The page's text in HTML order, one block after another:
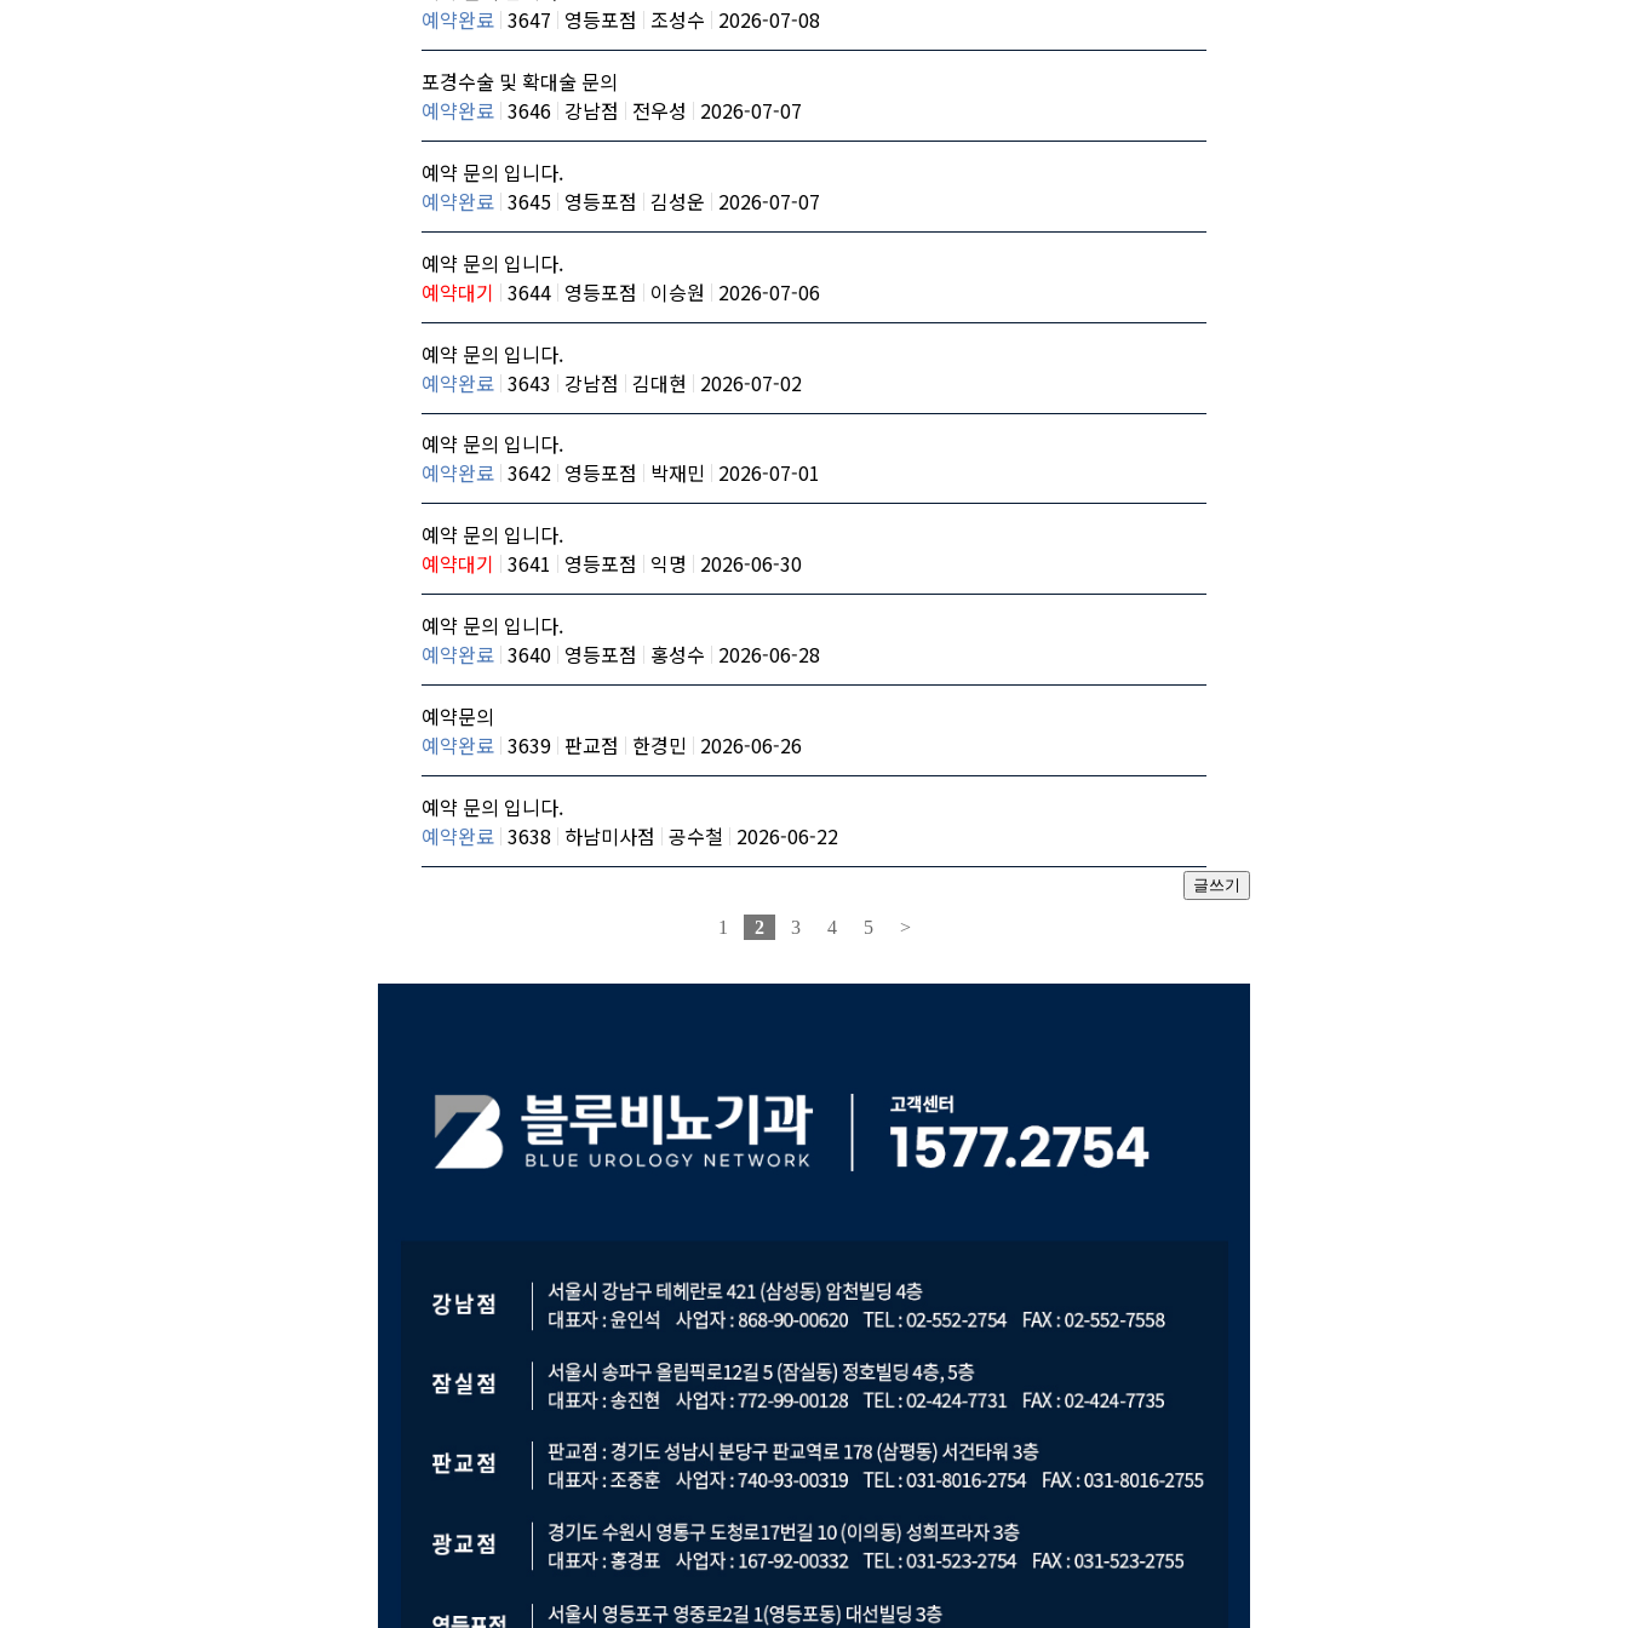
예약완료 3647 영등포점 조성수 2026-07-08
포경수술 및 확대술 문의
예약완료 3646 강남점 전우성 2026-07-07
예약 문의 입니다.
예약완료 3645 영등포점 김성운 2026-07-07
예약 문의 입니다.
예약대기 3644 영등포점 이승원 2026-07-06
예약 문의 입니다.
예약완료 3643 강남점 김대현 2026-07-02
예약 문의 입니다.
예약완료 3642 영등포점 박재민 2026-07-01
예약 문의 입니다.
예약대기 3641 영등포점 익명 2026-06-30
예약 문의 입니다.
예약완료 3640 영등포점 홍성수 2026-06-28
예약문의
예약완료 3639 판교점 한경민 2026-06-26
예약 문의 입니다.
예약완료 3638 하남미사점 공수철 2026-06-22
1 2 3 4 5 >